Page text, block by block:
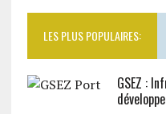
LES PLUS POPULAIRES:
GSEZ :